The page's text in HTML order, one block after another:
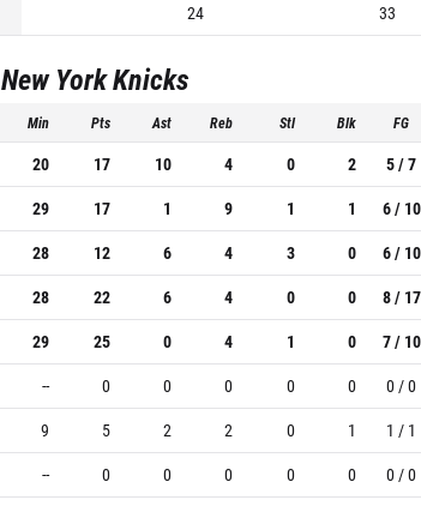
24 33
New York Knicks
Min Pts Ast Reb Stl Blk FG
20 17 10 4 0 2 5 / 7
29 17 1 9 1 1 6 / 10
28 12 6 4 3 0 6 / 10
28 22 6 4 0 0 8 / 17
29 25 0 4 1 0 7 / 10
-- 0 0 0 0 0 0 / 0
9 5 2 2 0 1 1 / 1
-- 0 0 0 0 0 0 / 0